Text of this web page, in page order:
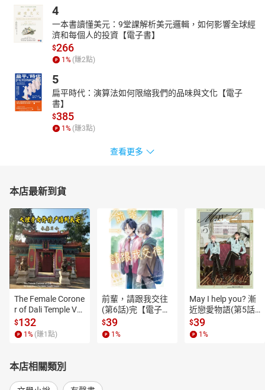
4
一本書讀懂美元：9堂課解析美元邏輯，如何影響全球經
濟和每個人的投資【電子書】
$266
1 % (賺2點)
5
扁平時代：演算法如何限縮我們的品味與文化【電子
書】
$385
1 % (賺3點)
查看更多
本店最新到貨
The Female Corone
r of Dali Temple Vo
l.6【有聲書】
$132
1 % (賺1 點)
前輩，請跟我交往
(第6話)完【電子
書】
$39
1 %
May I help you? 漸
近戀愛物語(第5話)
【電子書】
$39
1 %
本店相關類別